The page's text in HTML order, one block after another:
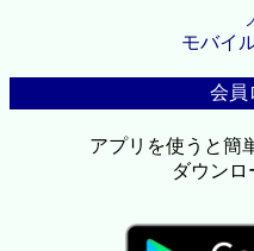
モバイ
会員
アプリを使うと簡
ダウンロ